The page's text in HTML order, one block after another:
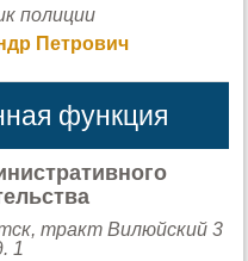
полиции
Петрович
функция
тракт Вилюйский 3
1